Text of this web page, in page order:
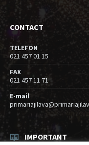
CONTACT
TELEFON
021 457 01 15
FAX
021 457 11 71
E-mail
IMPORTANT